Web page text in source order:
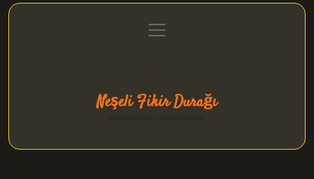
Gizlilik Politikası
menüyü
aç
Neşeli Fikir Durağı